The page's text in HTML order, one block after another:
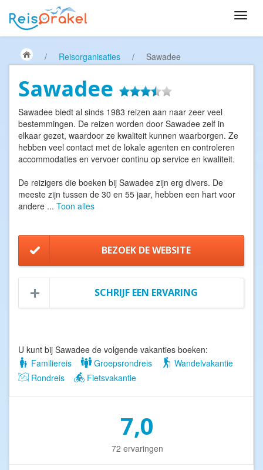
/ Reisorganisaties / Sawadee
Sawadee
Sawadee biedt al sinds 1983 reizen aan naar zeer veel
bestemmingen. De reizen worden door Sawadee zelf in
elkaar gezet, waardoor ze kwaliteit kunnen waarborgen. Ze
hebben veel contact met de lokale agenten en controleren
accommodaties en vervoer continu op service en kwaliteit.
De reizigers die boeken bij Sawadee zijn erg divers. De
meeste zijn tussen de 30 en 55 jaar, hebben een hart voor
andere ... Toon alles
BEZOEK DE WEBSITE
SCHRIJF EEN ERVARING
U kunt bij Sawadee de volgende vakanties boeken:
Familiereis
Groepsrondreis
Wandelvakantie
Rondreis
Fietsvakantie
7,0
72 ervaringen